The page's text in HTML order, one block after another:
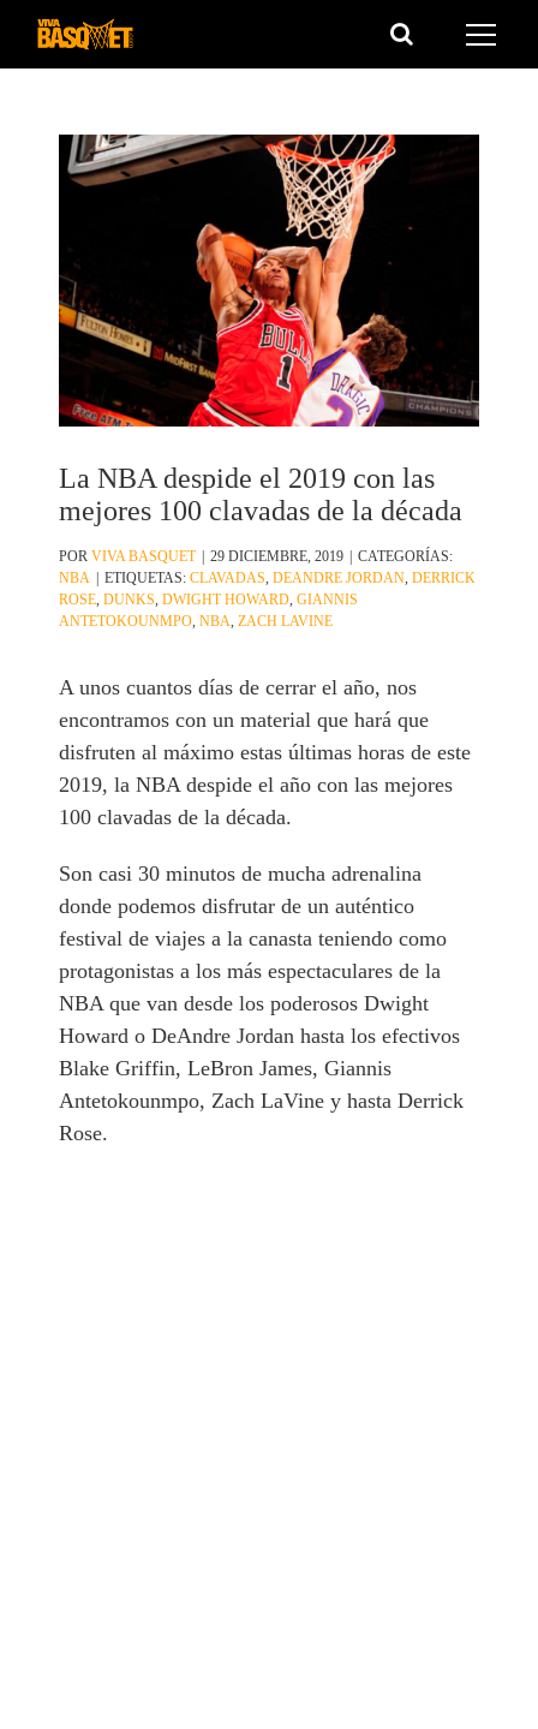
Saltar
La NBA despide el 2019 con las
mejores 100 clavadas de la década
PORVIVA BASQUET | 29 DICIEMBRE, 2019 | CATEGORÍAS:
NBA | ETIQUETAS:CLAVADAS ,DEANDRE JORDAN ,DERRICK
ROSE ,DUNKS ,DWIGHT HOWARD ,GIANNIS
ANTETOKOUNMPO ,NBA ZACH LAVINE
A unos cuantos días de cerrar el año, nos
encontramos con un material que hará que
disfruten al máximo estas últimas horas de este
2019, la NBA despide el año con las mejores
100 clavadas de la década.
Son casi 30 minutos de mucha adrenalina
donde podemos disfrutar de un auténtico
festival de viajes a la canasta teniendo como
protagonistas a los más espectaculares de la
NBA que van desde los poderosos Dwight
Howard o DeAndre Jordan hasta los efectivos
Blake Griffin, LeBron James, Giannis
Antetokounmpo, Zach LaVine y hasta Derrick
Rose.